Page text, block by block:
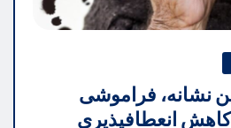
نشانه، فراموشی
انعطافپذیری